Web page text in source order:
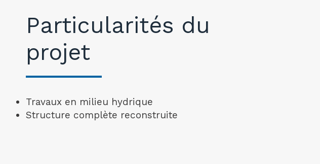
Particularités du
projet
Travaux en milieu hydrique
Structure complète reconstruite